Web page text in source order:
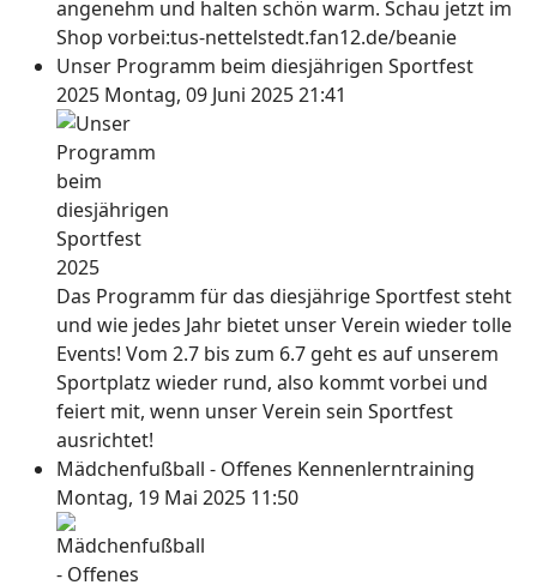
angenehm und halten schön warm. Schau jetzt im
Shop vorbei:tus-nettelstedt.fan12.de/beanie
Unser Programm beim diesjährigen Sportfest
2025 Montag, 09 Juni 2025 21:41
Das Programm für das diesjährige Sportfest steht
und wie jedes Jahr bietet unser Verein wieder tolle
Events! Vom 2.7 bis zum 6.7 geht es auf unserem
Sportplatz wieder rund, also kommt vorbei und
feiert mit, wenn unser Verein sein Sportfest
ausrichtet!
Mädchenfußball - Offenes Kennenlerntraining
Montag, 19 Mai 2025 11:50